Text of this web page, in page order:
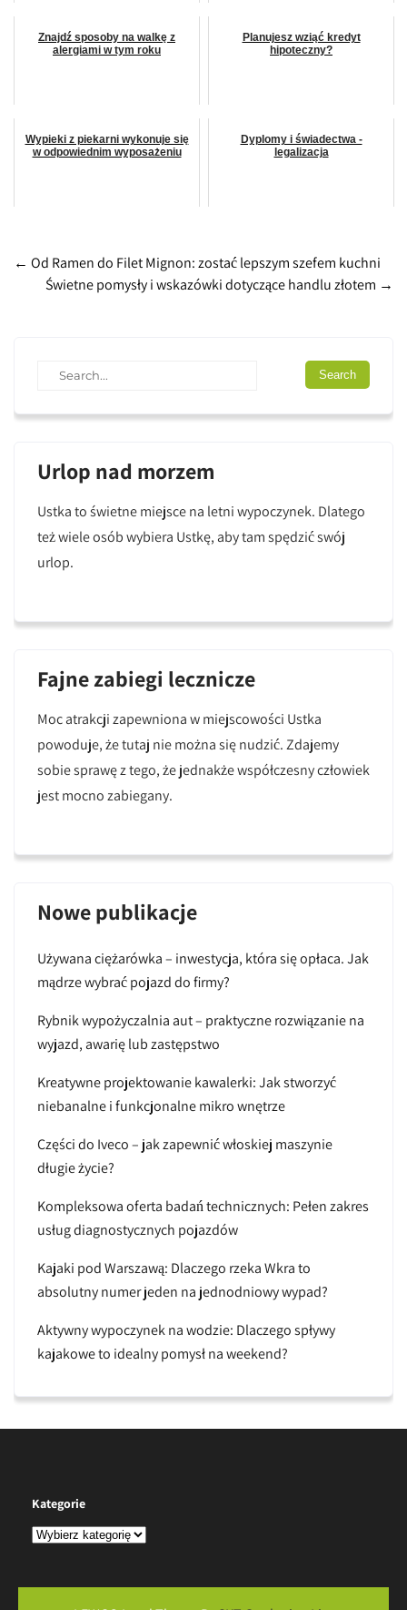
Znajdź sposoby na walkę z
alergiami w tym roku
Planujesz wziąć kredyt
hipoteczny?
Wypieki z piekarni wykonuje się
w odpowiednim wyposażeniu
Dyplomy i świadectwa -
legalizacja
Post
navigation
← Od Ramen do Filet Mignon: zostać lepszym szefem kuchni
Świetne pomysły i wskazówki dotyczące handlu złotem →
Urlop nad morzem
Ustka to świetne miejsce na letni wypoczynek. Dlatego
też wiele osób wybiera Ustkę, aby tam spędzić swój
urlop.
Fajne zabiegi lecznicze
Moc atrakcji zapewniona w miejscowości Ustka
powoduje, że tutaj nie można się nudzić. Zdajemy
sobie sprawę z tego, że jednakże współczesny człowiek
jest mocno zabiegany.
Nowe publikacje
Używana ciężarówka – inwestycja, która się opłaca. Jak
mądrze wybrać pojazd do firmy?
Rybnik wypożyczalnia aut – praktyczne rozwiązanie na
wyjazd, awarię lub zastępstwo
Kreatywne projektowanie kawalerki: Jak stworzyć
niebanalne i funkcjonalne mikro wnętrze
Części do Iveco – jak zapewnić włoskiej maszynie
długie życie?
Kompleksowa oferta badań technicznych: Pełen zakres
usług diagnostycznych pojazdów
Kajaki pod Warszawą: Dlaczego rzeka Wkra to
absolutny numer jeden na jednodniowy wypad?
Aktywny wypoczynek na wodzie: Dlaczego spływy
kajakowe to idealny pomysł na weekend?
Kategorie
Kategorie